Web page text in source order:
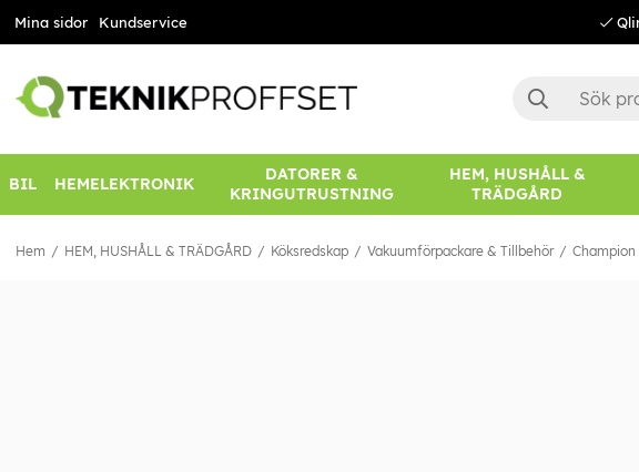
Mina sidor Kundservice
BIL HEMELEKTRONIK
DATORER &
KRINGUTRUSTNING
HEM, HUSHÅLL &
TRÄDGÅRD
Hem HEM, HUSHÅLL & TRÄDGÅRD Köksredskap Vakuumförpackare & Tillbehör